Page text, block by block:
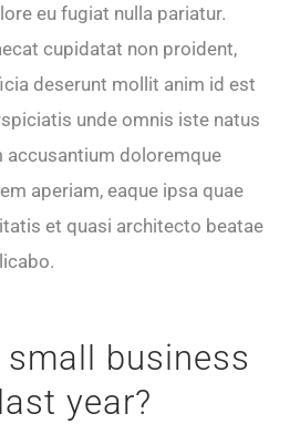
eu fugiat nulla pariatur.
cupidatat non proident,
deserunt mollit anim id est
unde omnis iste natus
doloremque
aperiam, eaque ipsa quae
et quasi architecto beatae
business
year?